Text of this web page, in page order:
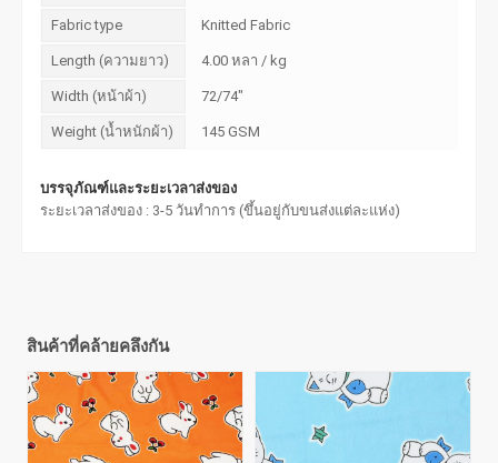
Fabric type Knitted Fabric
Length (ความยาว) 4.00 หลา / kg
Width (หน้าผ้า) 72/74"
Weight (น้ำหนักผ้า) 145 GSM
บรรจุภัณฑ์และระยะเวลาส่งของ
ระยะเวลาส่งของ : 3-5 วันทำการ (ขึ้นอยู่กับขนส่งแต่ละแห่ง)
สินค้าที่คล้ายคลึงกัน